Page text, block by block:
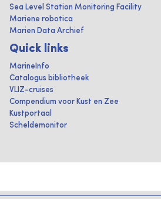
Sea Level Station Monitoring Facility
Mariene robotica
Marien Data Archief
Quick links
MarineInfo
Catalogus bibliotheek
VLIZ-cruises
Compendium voor Kust en Zee
Kustportaal
Scheldemonitor